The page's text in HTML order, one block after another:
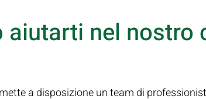
nel nostro
a disposizione un team di